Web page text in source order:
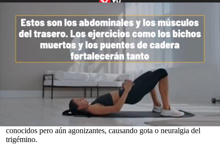
seconds
5 simples formas holísticas de aliviar el dolor de espalda
dolores un tema complicado, ya que a menudo se considera
subjetivo y depende del umbral dedolorindividual.
Sin embargo, si bien el dolor de hacersetatuajeso tener un bebé
puede ser discutible, existen ciertas condiciones desalud
enfermedades que son innegablemente insoportables.
Según el Sistema Nacional de Salud del Reino Unido (NHS), hay
20 afecciones que se clasifican como "dolor tan incapacitante" que
pueden impedir realizar las tareas diarias e incluyen dolores bien
conocidos como huesos rotos y cálculos renales hasta los menos
conocidos pero aún agonizantes, causando gota o neuralgia del
trigémino.